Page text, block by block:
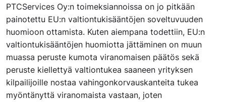
PTCServices Oy:n toimeksiannoissa on jo pitkään
painotettu EU:n valtiontukisääntöjen soveltuvuuden
huomioon ottamista. Kuten aiempana todettiin, EU:n
valtiontukisääntöjen huomiotta jättäminen on muun
muassa peruste kumota viranomaisen päätös sekä
peruste kiellettyä valtiontukea saaneen yrityksen
kilpailijoille nostaa vahingonkorvauskanteita tukea
myöntänyttä viranomaista vastaan, joten